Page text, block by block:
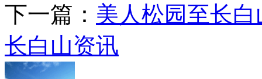
下一篇： 美人松园至长
长白山资讯